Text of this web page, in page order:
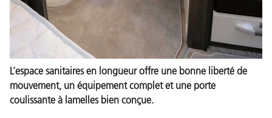
L’espace sanitaires en longueur offre une bonne liberté de
mouvement, un équipement complet et une porte
coulissante à lamelles bien conçue.